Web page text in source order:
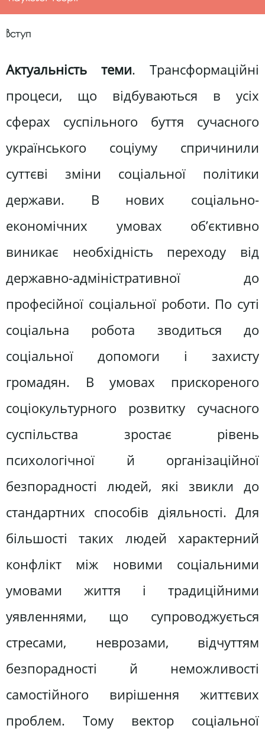
Вступ
Актуальність теми. Трансформаційні
процеси, що відбуваються в усіх
сферах суспільного буття сучасного
українського соціуму спричинили
суттєві зміни соціальної політики
держави. В нових соціально-
економічних умовах об’єктивно
виникає необхідність переходу від
державно-адміністративної до
професійної соціальної роботи. По суті
соціальна робота зводиться до
соціальної допомоги і захисту
громадян. В умовах прискореного
соціокультурного розвитку сучасного
суспільства зростає рівень
психологічної й організаційної
безпорадності людей, які звикли до
стандартних способів діяльності. Для
більшості таких людей характерний
конфлікт між новими соціальними
умовами життя і традиційними
уявленнями, що супроводжується
стресами, неврозами, відчуттям
безпорадності й неможливості
самостійного вирішення життєвих
проблем. Тому вектор соціальної